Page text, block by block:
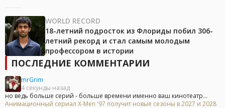
WORLD RECORD
18-летний подросток из Флориды побил 306-
летний рекорд и стал самым молодым
профессором в истории
ПОСЛЕДНИЕ КОММЕНТАРИИ
mrGrim
4 секунды назад
но ведь больше серий - больше времени именно ваш кинотеатр...
Анимационный сериал X-Men '97 получит новые сезоны в 2027 и 2028